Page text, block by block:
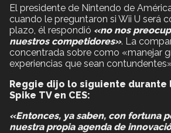
El presidente de Nintendo de
cuando le preguntaron si Wii U será
plazo, él respondió «no nos
nuestros competidores». La
concentrada sobre como «manejar
experiencias que sean
Reggie dijo lo siguiente durante
Spike TV en CES:
«Entonces, ya saben, con fortuna
nuestra propia agenda de